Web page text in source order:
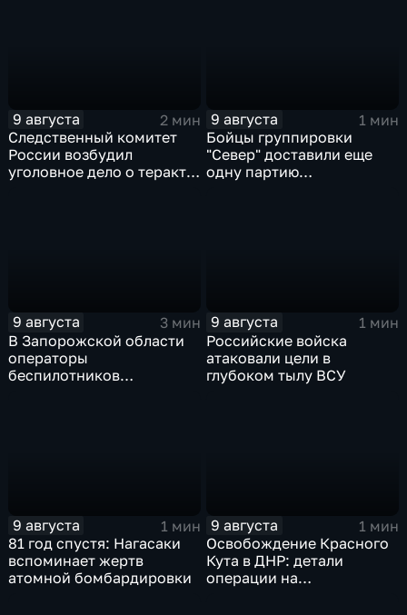
9 августа
2 мин
Следственный комитет
России возбудил
уголовное дело о теракте
9 августа
1 мин
Бойцы группировки
"Север" доставили еще
одну партию
9 августа
3 мин
В Запорожской области
операторы
беспилотников
9 августа
1 мин
Российские войска
атаковали цели в
глубоком тылу ВСУ
9 августа
1 мин
81 год спустя: Нагасаки
вспоминает жертв
атомной бомбардировки
9 августа
1 мин
Освобождение Красного
Кута в ДНР: детали
операции на